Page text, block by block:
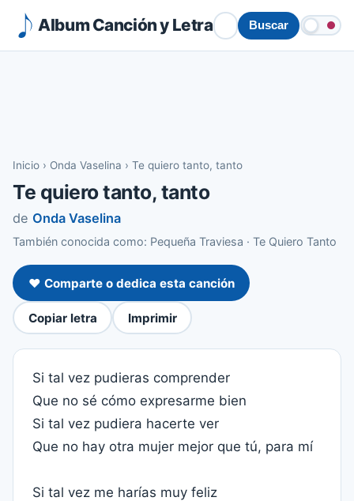
Album Canción y Letra Buscar
Inicio › Onda Vaselina › Te quiero tanto, tanto
Te quiero tanto, tanto
de Onda Vaselina
También conocida como: Pequeña Traviesa · Te Quiero Tanto
❤️ Comparte o dedica esta canción
Copiar letra Imprimir
Si tal vez pudieras comprender
Que no sé cómo expresarme bien
Si tal vez pudiera hacerte ver
Que no hay otra mujer mejor que tú, para mí
Si tal vez me harías muy feliz